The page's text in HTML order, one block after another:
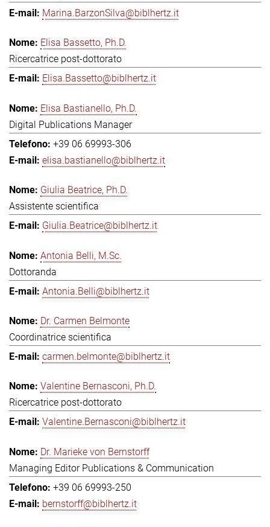
Marina.BarzonSilva@biblhertz.it
Elisa Bassetto, Ph.D.
Ricercatrice post-dottorato
Elisa.Bassetto@biblhertz.it
Elisa Bastianello, Ph.D.
Digital Publications Manager
+39 06 69993-306
elisa.bastianello@biblhertz.it
Giulia Beatrice, Ph.D.
Assistente scientifica
Giulia.Beatrice@biblhertz.it
Antonia Belli, M.Sc.
Dottoranda
Antonia.Belli@biblhertz.it
Dr. Carmen Belmonte
Coordinatrice scientifica
carmen.belmonte@biblhertz.it
Valentine Bernasconi, Ph.D.
Ricercatrice post-dottorato
Valentine.Bernasconi@biblhertz.it
Dr. Marieke von Bernstorff
Managing Editor Publications & Communication
+39 06 69993-250
bernstorff@biblhertz.it